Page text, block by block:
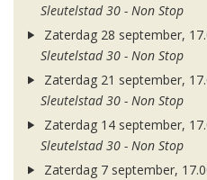
Sleutelstad 30 - Non Stop
Zaterdag 28 september,
Sleutelstad 30 - Non Stop
Zaterdag 21 september,
Sleutelstad 30 - Non Stop
Zaterdag 14 september,
Sleutelstad 30 - Non Stop
Zaterdag 7 september,